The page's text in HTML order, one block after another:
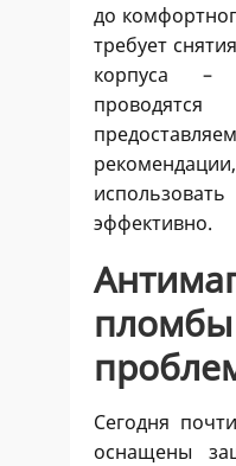
до
требует
корпуса –
эффективно.
Сегодня
оснащены